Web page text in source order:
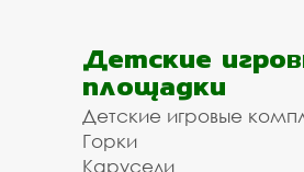
Детские
площадки
Детские игровые
Горки
Карусели